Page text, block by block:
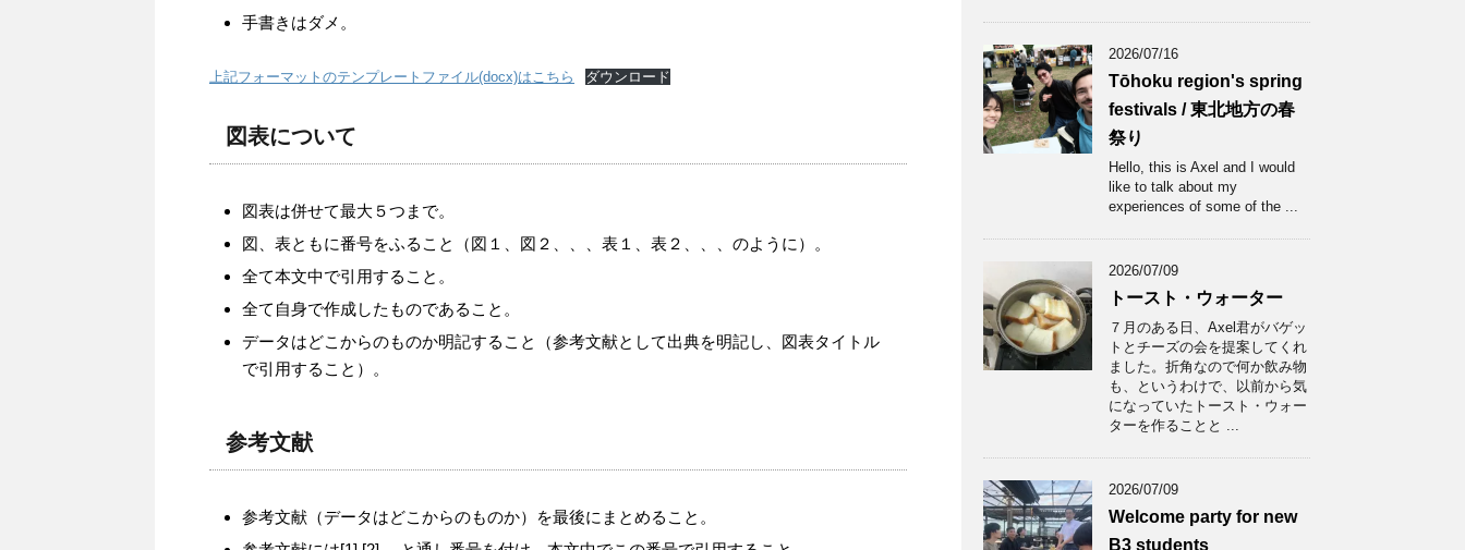
手書きはダメ。
上記フォーマットのテンプレートファイル(docx)はこちら ダウンロード
図表について
図表は併せて最大５つまで。
図、表ともに番号をふること（図１、図２、、、表１、表２、、、のように）。
全て本文中で引用すること。
全て自身で作成したものであること。
データはどこからのものか明記すること（参考文献として出典を明記し、図表タイトル
で引用すること）。
参考文献
参考文献（データはどこからのものか）を最後にまとめること。
2026/07/16
Tōhoku region's spring
festivals / 東北地方の春
祭り
Hello, this is Axel and I would
like to talk about my
experiences of some of the ...
2026/07/09
トースト・ウォーター
７月のある日、Axel君がバゲッ
トとチーズの会を提案してくれ
ました。折角なので何か飲み物
も、というわけで、以前から気
になっていたトースト・ウォー
ターを作ることと ...
2026/07/09
Welcome party for new
B3 students